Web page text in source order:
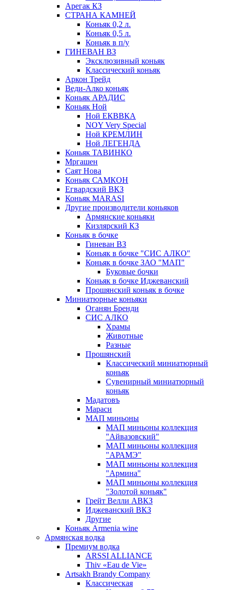
Арегак КЗ
СТРАНА КАМНЕЙ
Коньяк 0,2 л.
Коньяк 0,5 л.
Коньяк в п/у
ГИНЕВАН ВЗ
Эксклюзивный коньяк
Классический коньяк
Аркон Трейд
Веди-Алко коньяк
Коньяк АРАДИС
Коньяк Ной
Ной ЕКВВКА
NOY Very Special
Ной КРЕМЛИН
Ной ЛЕГЕНДА
Коньяк ТАВИНКО
Мргашен
Саят Нова
Коньяк САМКОН
Егвардский ВКЗ
Коньяк MARASI
Другие производители коньяков
Армянские коньяки
Кизлярский КЗ
Коньяк в бочке
Гиневан ВЗ
Коньяк в бочке "СИС АЛКО"
Коньяк в бочке ЗАО "МАП"
Буковые бочки
Коньяк в бочке Иджеванский
Прошянский коньяк в бочке
Миниатюрные коньяки
Оганян Бренди
СИС АЛКО
Храмы
Животные
Разные
Прошянский
Классический миниатюрный
коньяк
Сувенирный миниатюрный
коньяк
Мадатовъ
Мараси
МАП миньоны
МАП миньоны коллекция
"Айвазовский"
МАП миньоны коллекция
"АРАМЭ"
МАП миньоны коллекция
"Армина"
МАП миньоны коллекция
"Золотой коньяк"
Грейт Велли АВКЗ
Иджеванский ВКЗ
Другие
Коньяк Armenia wine
Армянская водка
Премиум водка
ARSSI ALLIANCE
Thiv «Eau de Vie»
Artsakh Brandy Company
Классическая